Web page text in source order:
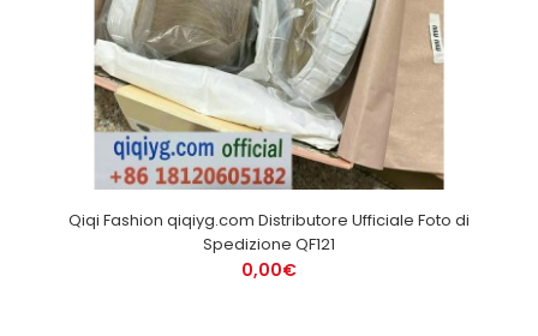
Qiqi Fashion qiqiyg.com Distributore Ufficiale Foto di
Spedizione QF121
0,00€